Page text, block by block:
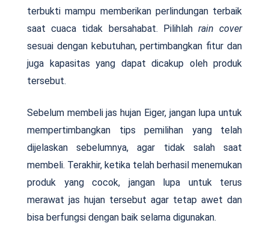
terbukti mampu memberikan perlindungan terbaik
saat cuaca tidak bersahabat. Pilihlah rain cover
sesuai dengan kebutuhan, pertimbangkan fitur dan
juga kapasitas yang dapat dicakup oleh produk
tersebut.
Sebelum membeli jas hujan Eiger, jangan lupa untuk
mempertimbangkan tips pemilihan yang telah
dijelaskan sebelumnya, agar tidak salah saat
membeli. Terakhir, ketika telah berhasil menemukan
produk yang cocok, jangan lupa untuk terus
merawat jas hujan tersebut agar tetap awet dan
bisa berfungsi dengan baik selama digunakan.